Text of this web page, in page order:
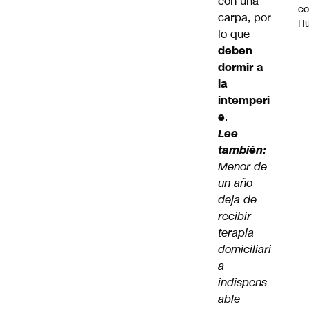
carpa, por
lo que
deben
dormir a
la
intemperi
e.
Lee
también:
Menor de
un año
deja de
recibir
terapia
domiciliari
a
indispens
able